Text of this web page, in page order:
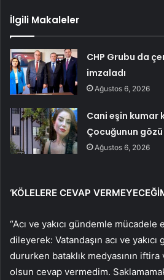
İlgili Makaleler
CHP Grubu da
imzaladı
Ağustos 6, 2026
Cani eşin
Çocuğunun
Ağustos 6, 2026
‘KÖLELERE CEVAP
“Acı ve yakıcı gündemle
dileyerek: Vatandaşın acı ve
dururken bataklık medyasının
olsun cevap vermedim.